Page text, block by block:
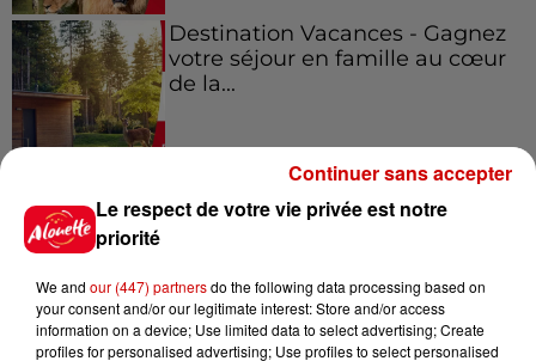
Destination Vacances - Gagnez
votre séjour en famille au cœur
de la...
Podcasts
Kelly Massol, figure
emblématique de
l'entrepreneuriat féminin
Le respect de votre vie privée est notre
priorité
We and our (447) partnersdo the following data processing based on
your consent and/or our legitimate interest: Store and/or access
information on a device; Use limited data to select advertising; Create
profiles for personalised advertising; Use profiles to select personalised
Continuer sans accepter